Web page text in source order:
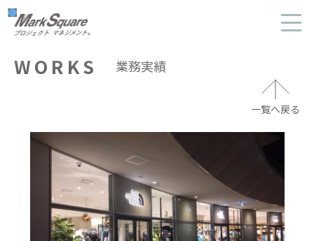
マークスクエア
HOME
業務案内
ビジネスパートナー
会社概要
会社案内-PDF-
WORKS 業務実績
一覧へ戻る